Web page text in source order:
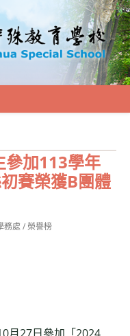
參加113學年
賽榮獲B團體
務處 /榮譽榜